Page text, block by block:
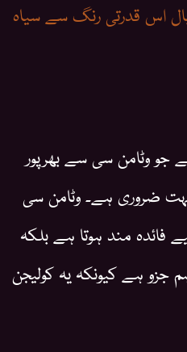
اس قدرتی رنگ سے سیاہ
جو وٹامن سی سے بھرپور
ضروری ہے۔ وٹامن سی
مند ہوتا ہے بلکہ
جزو ہے کیونکہ یہ کولیجن